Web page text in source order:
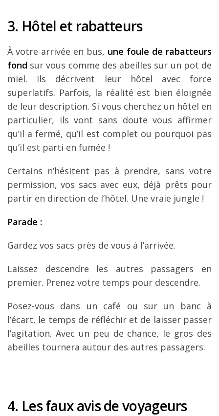
3. Hôtel et rabatteurs
À votre arrivée en bus, une foule de rabatteurs
fond sur vous comme des abeilles sur un pot de
miel. Ils décrivent leur hôtel avec force
superlatifs. Parfois, la réalité est bien éloignée
de leur description. Si vous cherchez un hôtel en
particulier, ils vont sans doute vous affirmer
qu’il a fermé, qu’il est complet ou pourquoi pas
qu’il est parti en fumée !
Certains n’hésitent pas à prendre, sans votre
permission, vos sacs avec eux, déjà prêts pour
partir en direction de l’hôtel. Une vraie jungle !
Parade :
Gardez vos sacs près de vous à l’arrivée.
Laissez descendre les autres passagers en
premier. Prenez votre temps pour descendre.
Posez-vous dans un café ou sur un banc à
l’écart, le temps de réfléchir et de laisser passer
l’agitation. Avec un peu de chance, le gros des
abeilles tournera autour des autres passagers.
4. Les faux avis de voyageurs